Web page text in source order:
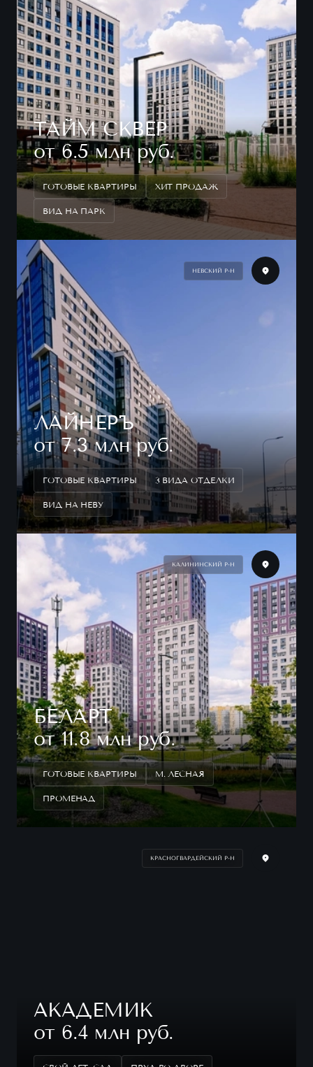
ТАЙМ СКВЕР
от 6.5 млн руб.
ГОТОВЫЕ КВАРТИРЫ ХИТ ПРОДАЖ
ВИД НА ПАРК
НЕВСКИЙ Р-Н
ЛАЙНЕРЪ
от 7.3 млн руб.
ГОТОВЫЕ КВАРТИРЫ 3 ВИДА ОТДЕЛКИ
ВИД НА НЕВУ
КАЛИНИНСКИЙ Р-Н
БЕЛАРТ
от 11.8 млн руб.
ГОТОВЫЕ КВАРТИРЫ М. ЛЕСНАЯ
ПРОМЕНАД
КРАСНОГВАРДЕЙСКИЙ Р-Н
АКАДЕМИК
от 6.4 млн руб.